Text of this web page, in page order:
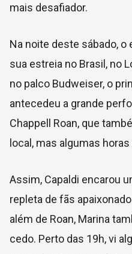
mais desafiador.
Na noite deste sábado,
sua estreia no Brasil, no
no palco Budweiser, o
antecedeu a grande
Chappell Roan, que
local, mas algumas
Assim, Capaldi encarou
repleta de fãs
além de Roan, Marina
cedo. Perto das 19h, vi